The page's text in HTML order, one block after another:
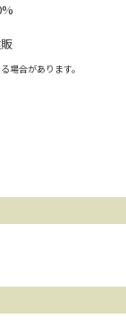
場合があります。